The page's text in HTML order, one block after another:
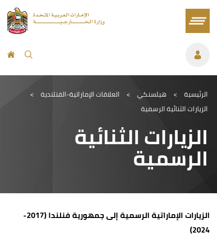
الرئيسية > هيلسنكي > العلاقات الإماراتية-الفنلندية >
الزيارات الثنائية الرسمية
الزيارات الثنائية
الرسمية
الزيارات الإماراتية الرسمية إلى جمهورية فنلندا (2017-
2024)